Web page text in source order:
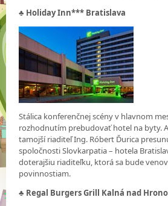
♣ Holiday Inn*** Bratislava
Stálica konferenčnej scény v hlavnom
rozhodnutím prebudovať hotel na byty.
tamojší riaditeľ Ing. Róbert Ďurica
spoločnosti Slovkarpatia – hotela
doterajšiu riaditeľku, ktorá sa bude
povinnostiam.
♣ Regal Burgers Grill Kalná nad